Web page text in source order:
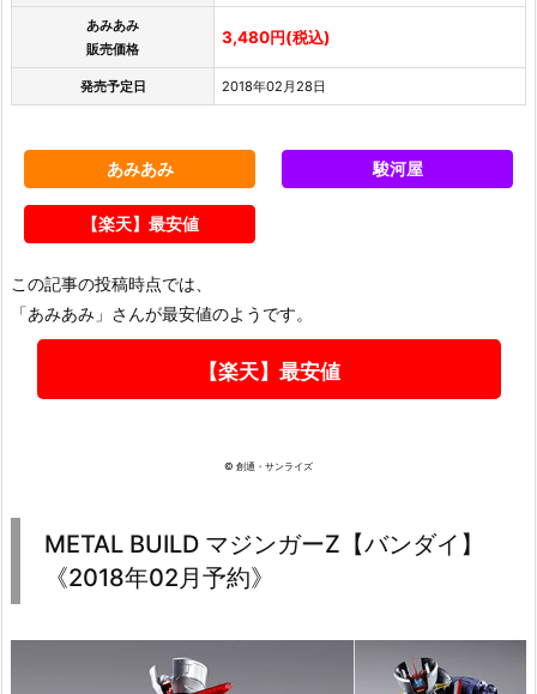
あみあみ
販売価格
3,480円(税込)
発売予定日 2018年02月28日
あみあみ 駿河屋
【楽天】最安値
この記事の投稿時点では、
「あみあみ」さんが最安値のようです。
【楽天】最安値
© 創通・サンライズ
METAL BUILD マジンガーZ【バンダイ】
《2018年02月予約》